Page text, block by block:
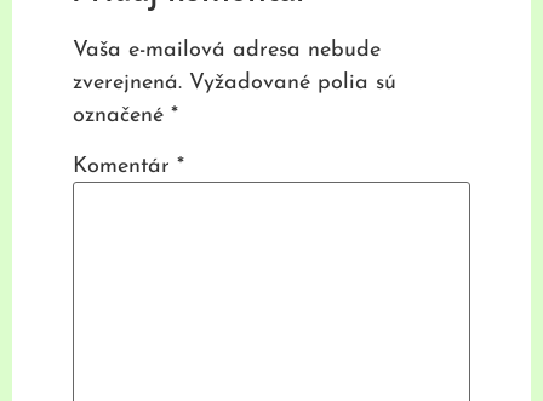
Vaša e-mailová adresa nebude
zverejnená. Vyžadované polia sú
označené *
Komentár *